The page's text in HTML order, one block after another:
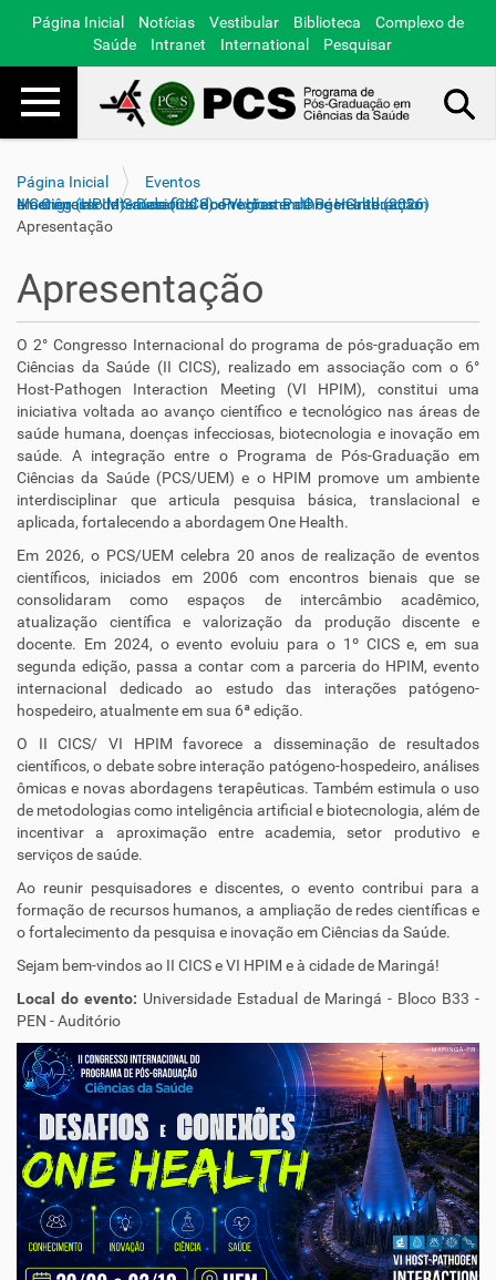
Página Inicial Notícias Vestibular Biblioteca
Complexo de
Saúde
Intranet International Pesquisar
Toggle navigation
Página Inicial
Eventos
II Congresso Internacional do Programa de Pós-Graduação em Ciências da Saúde (CICS) e VI Host Pathogen Interaction Meeting (HPIM) - Desafios e conexões em One Health (2026)
Apresentação
Apresentação
O 2° Congresso Internacional do programa de pós-graduação em
Ciências da Saúde (II CICS), realizado em associação com o 6°
Host-Pathogen Interaction Meeting (VI HPIM), constitui uma
iniciativa voltada ao avanço científico e tecnológico nas áreas de
saúde humana, doenças infecciosas, biotecnologia e inovação em
saúde. A integração entre o Programa de Pós-Graduação em
Ciências da Saúde (PCS/UEM) e o HPIM promove um ambiente
interdisciplinar que articula pesquisa básica, translacional e
aplicada, fortalecendo a abordagem One Health.
Em 2026, o PCS/UEM celebra 20 anos de realização de eventos
científicos, iniciados em 2006 com encontros bienais que se
consolidaram como espaços de intercâmbio acadêmico,
atualização científica e valorização da produção discente e
docente. Em 2024, o evento evoluiu para o 1º CICS e, em sua
segunda edição, passa a contar com a parceria do HPIM, evento
internacional dedicado ao estudo das interações patógeno-
hospedeiro, atualmente em sua 6ª edição.
O II CICS/ VI HPIM favorece a disseminação de resultados
científicos, o debate sobre interação patógeno-hospedeiro, análises
ômicas e novas abordagens terapêuticas. Também estimula o uso
de metodologias como inteligência artificial e biotecnologia, além de
incentivar a aproximação entre academia, setor produtivo e
serviços de saúde.
Ao reunir pesquisadores e discentes, o evento contribui para a
formação de recursos humanos, a ampliação de redes científicas e
o fortalecimento da pesquisa e inovação em Ciências da Saúde.
Sejam bem-vindos ao II CICS e VI HPIM e à cidade de Maringá!
Local do evento: Universidade Estadual de Maringá - Bloco B33 -
PEN - Auditório